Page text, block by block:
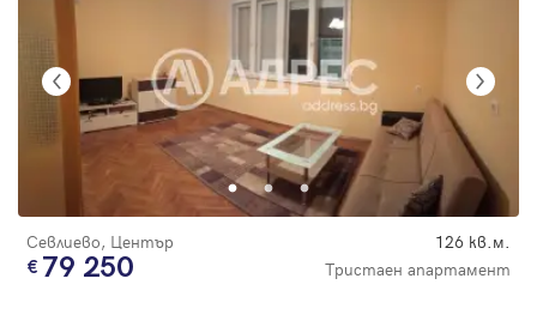
Севлиево, Център 126 кв.м.
79 250 Тристаен апартамент